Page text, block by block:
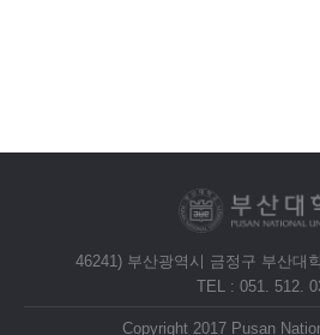
46241) 부산광역시 금정구 부산대
TEL : 051. 512.
Copyright 2017 Pusan